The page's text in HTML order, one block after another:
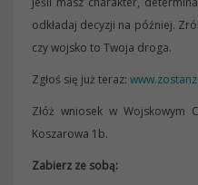
odkładaj decyzji na później.
czy wojsko to Twoja droga.
Zgłoś się już teraz:
Złóż wniosek w Wojskowym
Koszarowa 1b.
Zabierz ze sobą: